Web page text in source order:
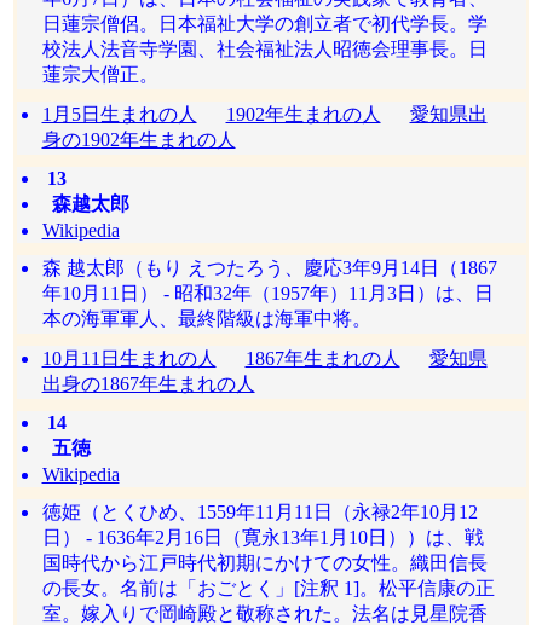
日蓮宗僧侶。日本福祉大学の創立者で初代学長。学
校法人法音寺学園、社会福祉法人昭徳会理事長。日
蓮宗大僧正。
1月5日生まれの人
1902年生まれの人
愛知県出
身の1902年生まれの人
13
森越太郎
Wikipedia
森 越太郎（もり えつたろう、慶応3年9月14日（1867
年10月11日） - 昭和32年（1957年）11月3日）は、日
本の海軍軍人、最終階級は海軍中将。
10月11日生まれの人
1867年生まれの人
愛知県
出身の1867年生まれの人
14
五徳
Wikipedia
徳姫（とくひめ、1559年11月11日（永禄2年10月12
日） - 1636年2月16日（寛永13年1月10日））は、戦
国時代から江戸時代初期にかけての女性。織田信長
の長女。名前は「おごとく」[注釈 1]。松平信康の正
室。嫁入りで岡崎殿と敬称された。法名は見星院香